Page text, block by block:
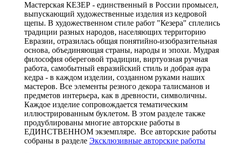
Мастерская КЕЗЕР - единственный в России промысел,
выпускающий художественные изделия из кедровой
щепы. В художественном стиле работ "Кезера" сплелись
традиции разных народов, населяющих территорию
Евразии, отразилась общая понятийно-изобразительная
основа, объединяющая страны, народы и эпохи. Мудрая
философия обереговой традиции, виртуозная ручная
работа, самобытный евразийский стиль и добрая аура
кедра - в каждом изделии, созданном руками наших
мастеров. Все элементы резного декора талисманов и
предметов интерьера, как в древности, символичны.
Каждое изделие сопровождается тематическим
иллюстрированным буклетом. В этом разделе также
продублированы многие авторские работы в
ЕДИНСТВЕННОМ экземпляре. Все авторские работы
собраны в разделе Эксклюзивные авторские работы